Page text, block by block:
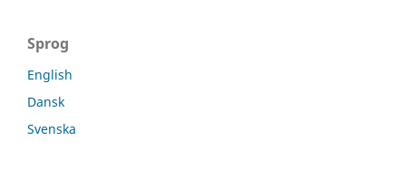
Sprog
English
Dansk
Svenska